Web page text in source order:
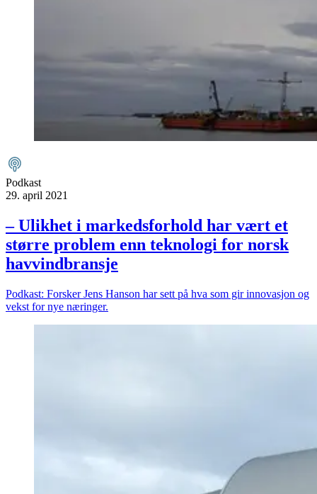
Podkast
29. april 2021
– Ulikhet i markedsforhold har vært et
større problem enn teknologi for norsk
havvindbransje
Podkast: Forsker Jens Hanson har sett på hva som gir innovasjon og
vekst for nye næringer.